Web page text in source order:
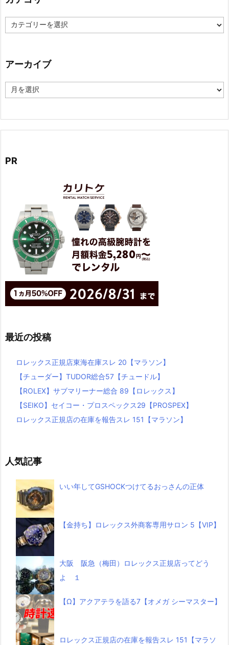
テ
ー
アーカイブ
ー
PR
最近の投稿
ロレックス正規店東海在庫スレ 20【マラソン】
【チューダー】TUDOR総合57【チュードル】
【ROLEX】サブマリーナー総合 89【ロレックス】
【SEIKO】セイコー・プロスペックス29【PROSPEX】
ロレックス正規店の在庫を報告スレ 151【マラソン】
人気記事
いい年してGSHOCKつけてるおっさんの正体
【金持ち】ロレックス外商客専用サロン 5【VIP】
大阪 阪急（梅田）ロレックス正規店ってどう
よ １
【Ω】アクアテラを語る7【オメガ シーマスター】
ロレックス正規店の在庫を報告スレ 151【マラソ